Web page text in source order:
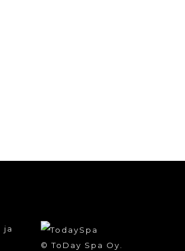
ja
© ToDay Spa Oy.